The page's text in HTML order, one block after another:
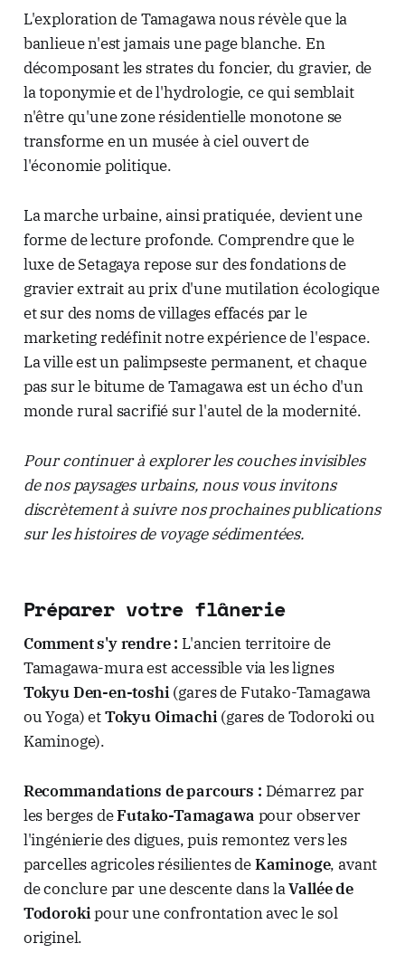
L'exploration de Tamagawa nous révèle que la
banlieue n'est jamais une page blanche. En
décomposant les strates du foncier, du gravier, de
la toponymie et de l'hydrologie, ce qui semblait
n'être qu'une zone résidentielle monotone se
transforme en un musée à ciel ouvert de
l'économie politique.
La marche urbaine, ainsi pratiquée, devient une
forme de lecture profonde. Comprendre que le
luxe de Setagaya repose sur des fondations de
gravier extrait au prix d'une mutilation écologique
et sur des noms de villages effacés par le
marketing redéfinit notre expérience de l'espace.
La ville est un palimpseste permanent, et chaque
pas sur le bitume de Tamagawa est un écho d'un
monde rural sacrifié sur l'autel de la modernité.
Pour continuer à explorer les couches invisibles
de nos paysages urbains, nous vous invitons
discrètement à suivre nos prochaines publications
sur les histoires de voyage sédimentées.
Préparer votre flânerie
Comment s'y rendre : L'ancien territoire de
Tamagawa-mura est accessible via les lignes
Tokyu Den-en-toshi (gares de Futako-Tamagawa
ou Yoga) etTokyu Oimachi (gares de Todoroki ou
Kaminoge).
Recommandations de parcours : Démarrez par
les berges deFutako-Tamagawa pour observer
l'ingénierie des digues, puis remontez vers les
parcelles agricoles résilientes deKaminoge, avant
de conclure par une descente dans laVallée de
Todorokipour une confrontation avec le sol
originel.